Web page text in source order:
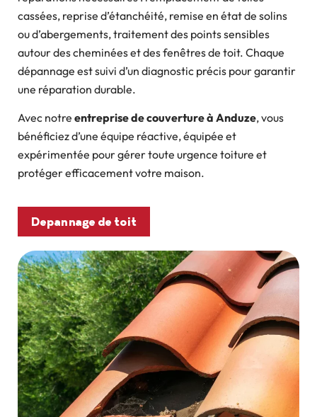
cassées, reprise d’étanchéité, remise en état de solins
ou d’abergements, traitement des points sensibles
autour des cheminées et des fenêtres de toit. Chaque
dépannage est suivi d’un diagnostic précis pour garantir
une réparation durable.
Avec notre entreprise de couverture à Anduze, vous
bénéficiez d’une équipe réactive, équipée et
expérimentée pour gérer toute urgence toiture et
protéger efficacement votre maison.
Depannage de toit